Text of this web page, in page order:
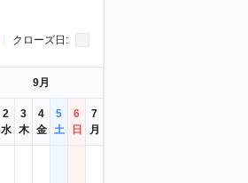
クローズ日:
9月
2
水
3
木
4
金
5
土
6
日
7
月